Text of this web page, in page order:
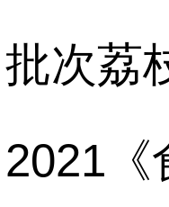
批次荔
2021